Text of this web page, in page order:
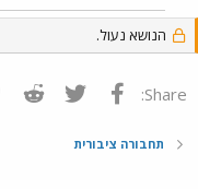
הנושא נעול.
Share: פייסבוק Twitter
תחבורה ציבורית